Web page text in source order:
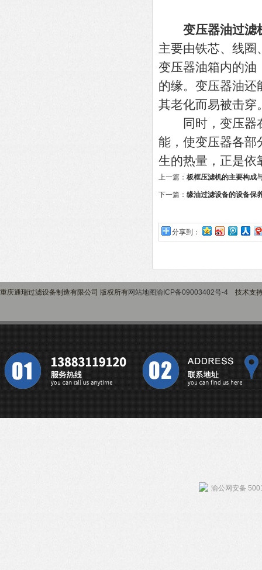
变压器油过滤
主要由铁芯、线圈
变压器油箱内的油
的缘。变压器油还
其老化而易被击穿
同时，变压器在
能，使变压器各部
生的热量，正是依
上一篇： 板框压滤机的主要构成
下一篇： 缘油过滤设备的设备保
分享到：
重庆通瑞过滤设备制造有限公司 版权所有网站地图渝ICP备09003402号-4 技术支
渝公网安备